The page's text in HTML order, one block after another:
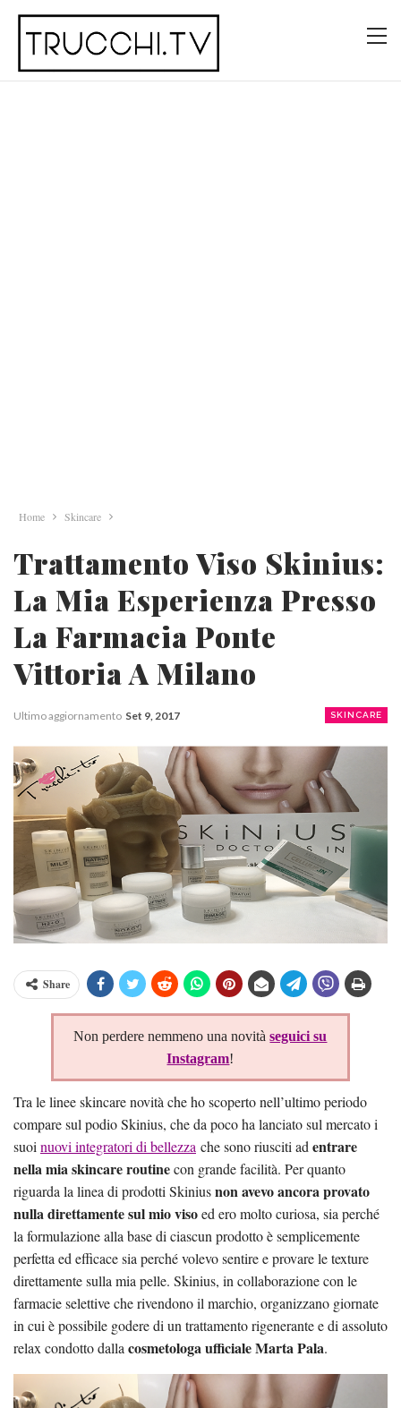
Home Skincare
Trattamento Viso Skinius:
La Mia Esperienza Presso
La Farmacia Ponte
Vittoria A Milano
SKINCARE
Ultimo aggiornamento Set 9, 2017
Share
Non perdere nemmeno una novitàseguici su
Instagram!
Tra le linee skincare novità che ho scoperto nell’ultimo periodo
compare sul podio Skinius, che da poco ha lanciato sul mercato i
suoi nuovi integratori di bellezza che sono riusciti ad entrare
nella mia skincare routinecon grande facilità. Per quanto
riguarda la linea di prodotti Skiniusnon avevo ancora provato
nulla direttamente sul mio visoed ero molto curiosa, sia perché
la formulazione alla base di ciascun prodotto è semplicemente
perfetta ed efficace sia perché volevo sentire e provare le texture
direttamente sulla mia pelle. Skinius, in collaborazione con le
farmacie selettive che rivendono il marchio, organizzano giornate
in cui è possibile godere di un trattamento rigenerante e di assoluto
relax condotto dalla cosmetologa ufficiale Marta Pala.